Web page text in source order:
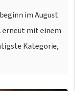
im August
erneut mit einem
Kategorie,